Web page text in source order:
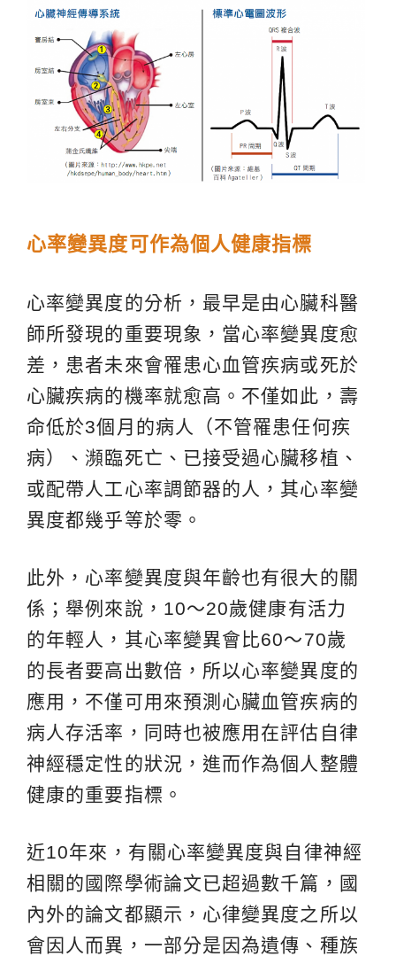
心率變異度可作為個人健康指標
心率變異度的分析，最早是由心臟科醫
師所發現的重要現象，當心率變異度愈
差，患者未來會罹患心血管疾病或死於
心臟疾病的機率就愈高。不僅如此，壽
命低於3個月的病人（不管罹患任何疾
病）、瀕臨死亡、已接受過心臟移植、
或配帶人工心率調節器的人，其心率變
異度都幾乎等於零。
此外，心率變異度與年齡也有很大的關
係；舉例來說，10～20歲健康有活力
的年輕人，其心率變異會比60～70歲
的長者要高出數倍，所以心率變異度的
應用，不僅可用來預測心臟血管疾病的
病人存活率，同時也被應用在評估自律
神經穩定性的狀況，進而作為個人整體
健康的重要指標。
近10年來，有關心率變異度與自律神經
相關的國際學術論文已超過數千篇，國
內外的論文都顯示，心律變異度之所以
會因人而異，一部分是因為遺傳、種族